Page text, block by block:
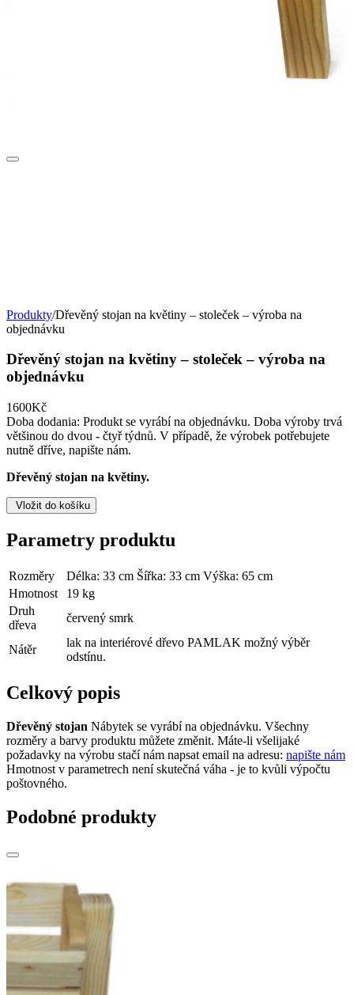
Produkty/Dřevěný stojan na květiny – stoleček – výroba na
objednávku
Dřevěný stojan na květiny – stoleček – výroba na
objednávku
1600Kč
Doba dodania: Produkt se vyrábí na objednávku. Doba výroby trvá
většinou do dvou - čtyř týdnů. V případě, že výrobek potřebujete
nutně dříve, napište nám.
Dřevěný stojan na květiny.
Vložit do košíku
Parametry produktu
Rozměry
Délka: 33 cm Šířka: 33 cm Výška: 65 cm
Hmotnost
19 kg
Druh
dřeva
červený smrk
Nátěr
lak na interiérové ​​dřevo PAMLAK možný výběr
odstínu.
Celkový popis
Dřevěný stojan Nábytek se vyrábí na objednávku. Všechny
rozměry a barvy produktu můžete změnit. Máte-li všelijaké
požadavky na výrobu stačí nám napsat email na adresu: napište nám
Hmotnost v parametrech není skutečná váha - je to kvůli výpočtu
poštovného.
Podobné produkty